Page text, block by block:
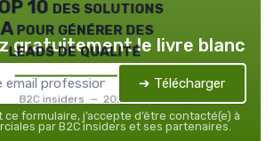
10 des solutions
pour générer des
leads de qualité
B2C insiders — 2026
gratuitement le livre blanc
➔ Télécharger
ce formulaire, j’accepte d’être contacté(e) à
par B2C insiders et ses partenaires.